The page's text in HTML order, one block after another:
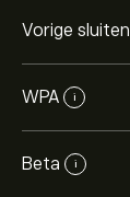
Vorige sluiten
WPA i
Beta i